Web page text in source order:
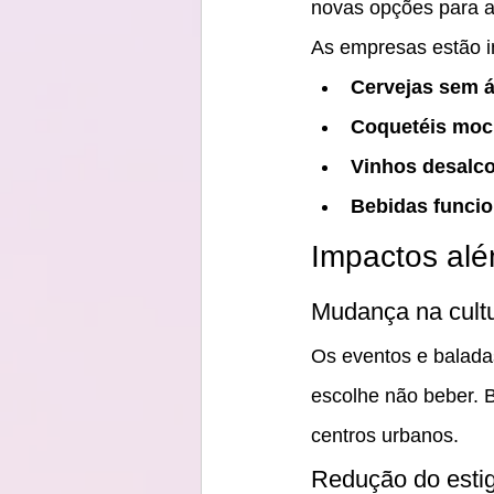
novas opções para
As empresas estão
Cervejas sem
Coquetéis
Vinhos
Bebidas
Impactos
Mudança na
Os eventos e
escolhe não beber.
centros urbanos.
Redução do